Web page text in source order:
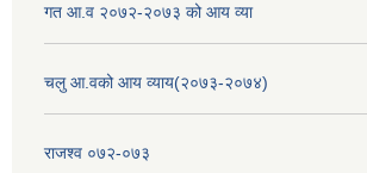
गत आ.व २०७२-२०७३ को आय व्या
चलु आ.वको आय व्याय(२०७३-२०७४)
राजश्व ०७२-०७३